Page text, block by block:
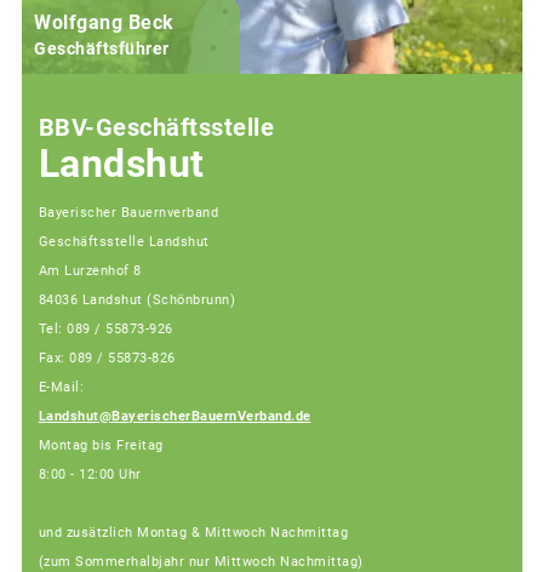
Wolfgang Beck
Geschäftsführer
BBV-Geschäftsstelle
Landshut
Bayerischer Bauernverband
Geschäftsstelle Landshut
Am Lurzenhof 8
84036 Landshut (Schönbrunn)
Tel: 089 / 55873-926
Fax: 089 / 55873-826
E-Mail:
Landshut@BayerischerBauernVerband.de
Montag bis Freitag
8:00 - 12:00 Uhr
und zusätzlich Montag & Mittwoch Nachmittag
(zum Sommerhalbjahr nur Mittwoch Nachmittag)